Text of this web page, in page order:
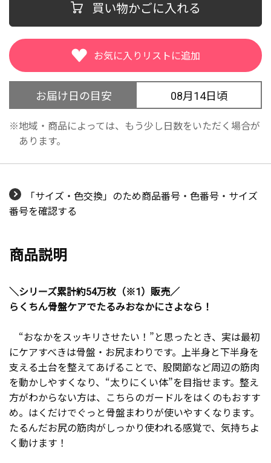
買い物かごに入れる
お届け日の目安 08月14日頃
地域・商品によっては、もう少し日数をいただく場合が
あります。
「サイズ・色交換」のため商品番号・色番号・サイズ
番号を確認する
商品説明
＼シリーズ累計約54万枚（※1）販売／
らくちん骨盤ケアでたるみおなかにさよなら！
“おなかをスッキリさせたい！”と思ったとき、実は最初
にケアすべきは骨盤・お尻まわりです。上半身と下半身を
支える土台を整えてあげることで、股関節など周辺の筋肉
を動かしやすくなり、“太りにくい体”を目指せます。整え
方がわからない方は、こちらのガードルをはくのもおすす
め。はくだけでぐっと骨盤まわりが使いやすくなります。
たるんだお尻の筋肉がしっかり使われる感覚で、気持ちよ
く動けます！